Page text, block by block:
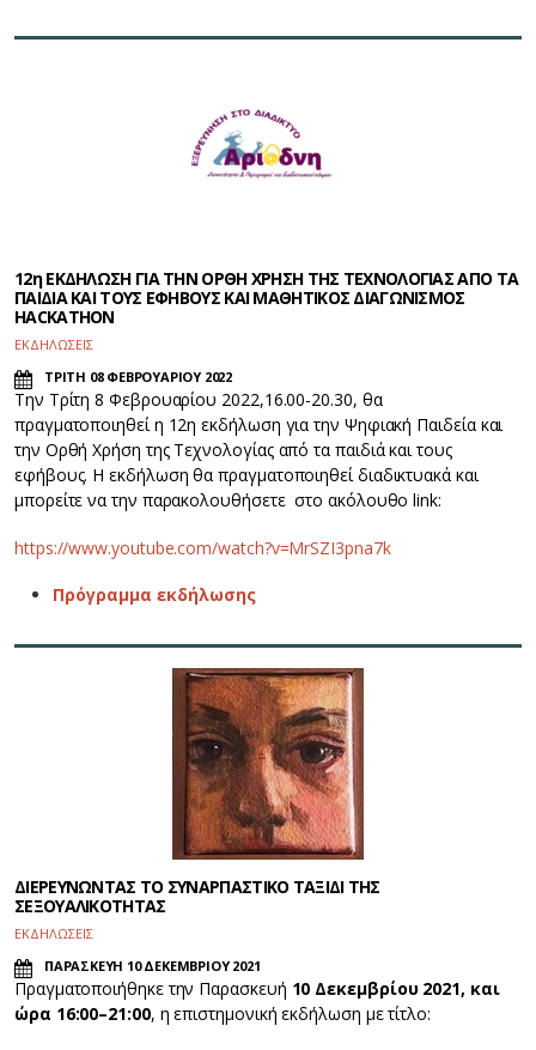
12η ΕΚΔΗΛΩΣΗ ΓΙΑ ΤΗΝ ΟΡΘΗ ΧΡΗΣΗ ΤΗΣ ΤΕΧΝΟΛΟΓΙΑΣ ΑΠΟ ΤΑ
ΠΑΙΔΙΑ ΚΑΙ ΤΟΥΣ ΕΦΗΒΟΥΣ ΚΑΙ ΜΑΘΗΤΙΚΟΣ ΔΙΑΓΩΝΙΣΜΟΣ
HACKATHON
ΕΚΔΗΛΩΣΕΙΣ
ΤΡΙΤΗ 08 ΦΕΒΡΟΥΑΡΙΟΥ 2022
Την Τρίτη 8 Φεβρουαρίου 2022,16.00-20.30, θα
πραγματοποιηθεί η 12η εκδήλωση για την Ψηφιακή Παιδεία και
την Ορθή Χρήση της Τεχνολογίας από τα παιδιά και τους
εφήβους. Η εκδήλωση θα πραγματοποιηθεί διαδικτυακά και
μπορείτε να την παρακολουθήσετε στο ακόλουθο link:
https://www.youtube.com/watch?v=MrSZI3pna7k
Πρόγραμμα εκδήλωσης
ΔΙΕΡΕΥΝΩΝΤΑΣ ΤΟ ΣΥΝΑΡΠΑΣΤΙΚΟ ΤΑΞΙΔΙ ΤΗΣ
ΣΕΞΟΥΑΛΙΚΟΤΗΤΑΣ
ΕΚΔΗΛΩΣΕΙΣ
ΠΑΡΑΣΚΕΥΗ 10 ΔΕΚΕΜΒΡΙΟΥ 2021
Πραγματοποιήθηκε την Παρασκευή 10 Δεκεμβρίου 2021, και
ώρα 16:00–21:00, η επιστημονική εκδήλωση με τίτλο: